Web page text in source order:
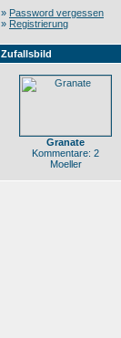
» Password vergessen
» Registrierung
Zufallsbild
Granate
Kommentare: 2
Moeller